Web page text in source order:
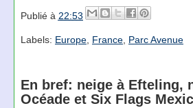
Publié à 22:53
Labels: Europe, France, Parc Avenue
En bref: neige à Efteling,
Océade et Six Flags